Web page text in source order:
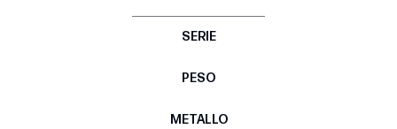
SERIE
PESO
METALLO